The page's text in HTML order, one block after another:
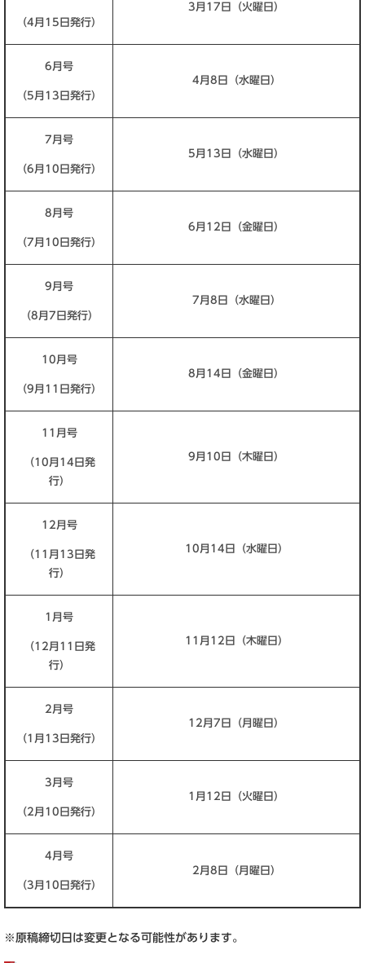
（4月15日発行）
3月17日（火曜日）
6月号
（5月13日発行）
4月8日（水曜日）
7月号
（6月10日発行）
5月13日（水曜日）
8月号
（7月10日発行）
6月12日（金曜日）
9月号
（8月7日発行）
7月8日（水曜日）
10月号
（9月11日発行）
8月14日（金曜日）
11月号
（10月14日発
行）
9月10日（木曜日）
12月号
（11月13日発
行）
10月14日（水曜日）
1月号
（12月11日発
行）
11月12日（木曜日）
2月号
（1月13日発行）
12月7日（月曜日）
3月号
（2月10日発行）
1月12日（火曜日）
4月号
（3月10日発行）
2月8日（月曜日）
※原稿締切日は変更となる可能性があります。